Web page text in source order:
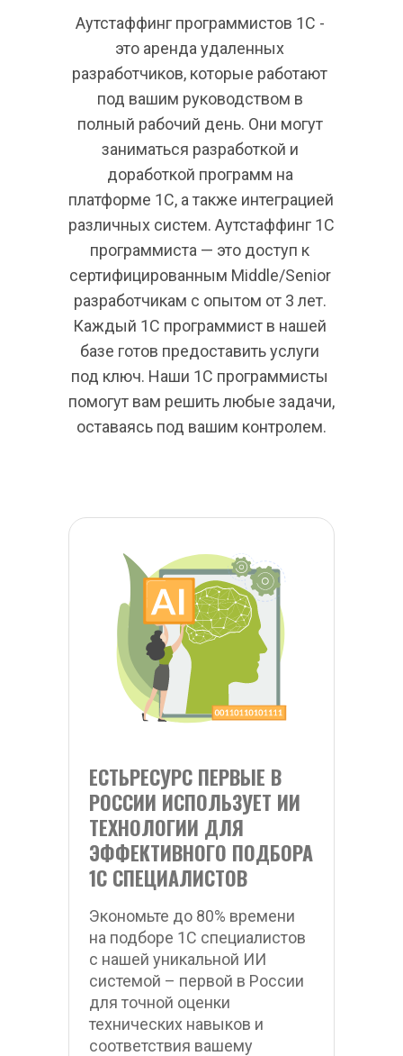
Аутстаффинг программистов 1С -
это аренда удаленных
разработчиков, которые работают
под вашим руководством в
полный рабочий день. Они могут
заниматься разработкой и
доработкой программ на
платформе 1С, а также интеграцией
различных систем. Аутстаффинг 1С
программиста — это доступ к
сертифицированным Middle/Senior
разработчикам с опытом от 3 лет.
Каждый 1С программист в нашей
базе готов предоставить услуги
под ключ. Наши 1С программисты
помогут вам решить любые задачи,
оставаясь под вашим контролем.
Экономьте до 80% времени
на подборе 1С специалистов
с нашей уникальной ИИ
системой – первой в России
для точной оценки
технических навыков и
соответствия вашему
ЕСТЬРЕСУРС ПЕРВЫЕ В
РОССИИ ИСПОЛЬЗУЕТ ИИ
ТЕХНОЛОГИИ ДЛЯ
ЭФФЕКТИВНОГО ПОДБОРА
1С СПЕЦИАЛИСТОВ